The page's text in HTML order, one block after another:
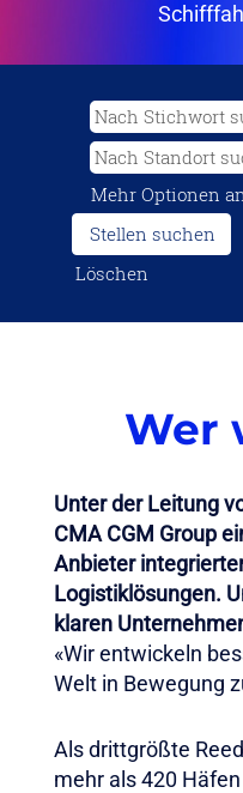
Mehr Optionen
Löschen
Wer
Unter der Leitung
CMA CGM Group
Anbieter
Logistiklösungen.
klaren
«Wir entwickeln
Welt in Bewegung
Als drittgrößte
mehr als 420